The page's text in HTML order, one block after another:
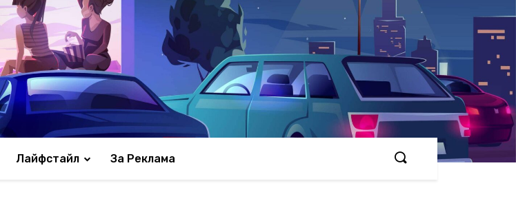
Лайфстайл За Реклама